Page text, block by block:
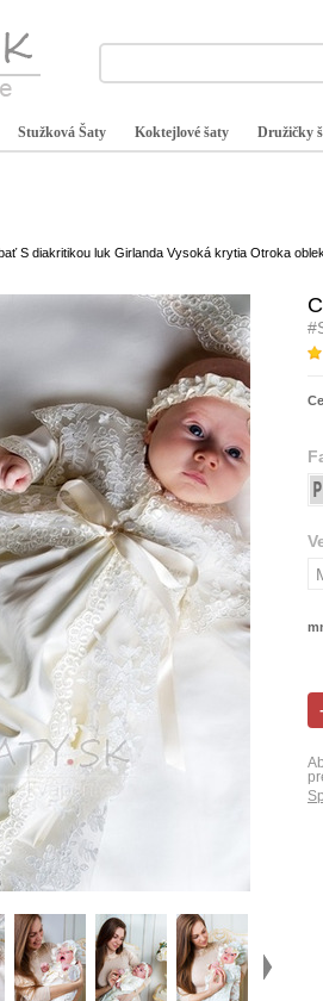
Stužková Šaty Koktejlové šaty Družičky
S diakritikou luk Girlanda Vysoká krytia Otroka